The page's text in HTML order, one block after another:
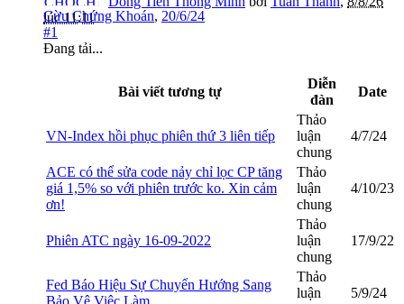
lúc 11:11
Cừu Chứng Khoán, 20/6/24
#1
Đang tải...
Bài viết tương tự
Diễn
đàn
Date
VN-Index hồi phục phiên thứ 3 liên tiếp
Thảo
luận
chung
4/7/24
ACE có thể sửa code nảy chỉ lọc CP tăng
giá 1,5% so với phiên trước ko. Xin cảm
ơn!
Thảo
luận
chung
4/10/23
Phiên ATC ngày 16-09-2022
Thảo
luận
chung
17/9/22
Fed Báo Hiệu Sự Chuyển Hướng Sang
Thảo
luận
5/9/24